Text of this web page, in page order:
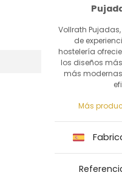
Vollrath
de
hostelería
los diseños
más
Más